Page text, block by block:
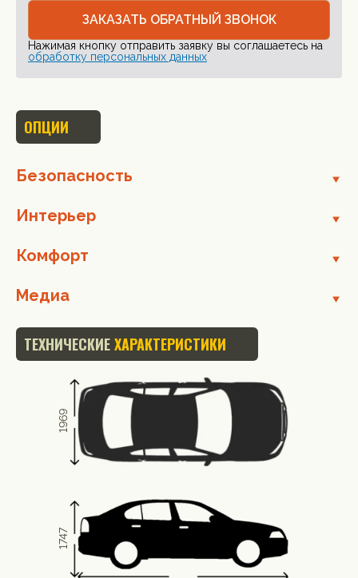
ЗАКАЗАТЬ ОБРАТНЫЙ ЗВОНОК
Нажимая кнопку отправить заявку вы соглашаетесь на
обработку персональных данных
ОПЦИИ
Безопасность
Интерьер
Комфорт
Медиа
ТЕХНИЧЕСКИЕХАРАКТЕРИСТИКИ
1747
1969